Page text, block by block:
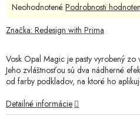
Vosk Opal Magic je pasty vyrobený zo
Jeho zvláštnosťou sú dva nádherné
od farby podkladov, na ktoré ho
Detailné informácie
Priemerné
produktu
z
5
hviezdičiek.
Neohodnotené Podrobnosti
Značka: Redesign with Prima